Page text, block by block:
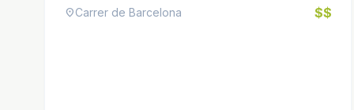
location_onCarrer de Barcelona $$